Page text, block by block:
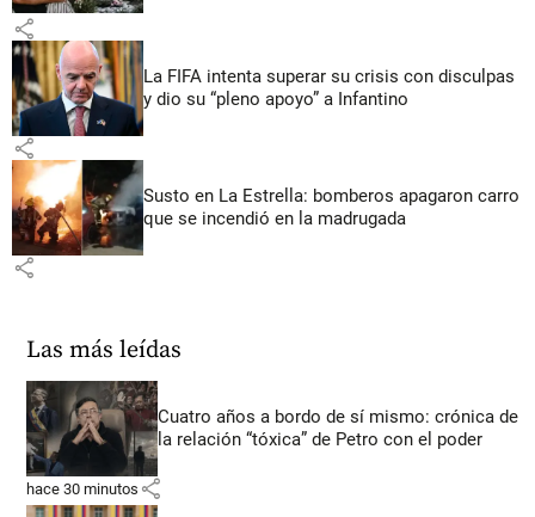
share
La FIFA intenta superar su crisis con disculpas
y dio su “pleno apoyo” a Infantino
share
Susto en La Estrella: bomberos apagaron carro
que se incendió en la madrugada
share
Las más leídas
Cuatro años a bordo de sí mismo: crónica de
la relación “tóxica” de Petro con el poder
hace 30 minutos share